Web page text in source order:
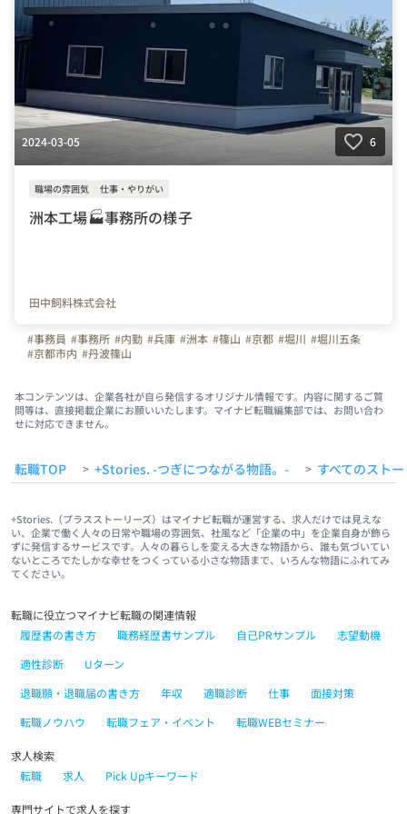
2024-03-05 6
職場の雰囲気 仕事・やりがい
洲本工場🏭事務所の様子
田中飼料株式会社
#事務員 #事務所 #内勤 #兵庫 #洲本 #篠山 #京都 #堀川 #堀川五条
#京都市内 #丹波篠山
本コンテンツは、企業各社が自ら発信するオリジナル情報です。内容に関するご質
問等は、直接掲載企業にお願いいたします。マイナビ転職編集部では、お問い合わ
せに対応できません。
転職TOP > +Stories. -つぎにつながる物語。- > すべてのスト
+Stories.（プラスストーリーズ）はマイナビ転職が運営する、求人だけでは見えな
い、企業で働く人々の日常や職場の雰囲気、社風など「企業の中」を企業自身が飾ら
ずに発信するサービスです。人々の暮らしを変える大きな物語から、誰も気づいてい
ないところでたしかな幸せをつくっている小さな物語まで、いろんな物語にふれてみ
てください。
転職に役立つマイナビ転職の関連情報
履歴書の書き方
職務経歴書サンプル 自己PRサンプル
志望動機
適性診断
Uターン
退職願・退職届の書き方
年収 適職診断 仕事
面接対策
転職ノウハウ
転職フェア・イベント 転職WEBセミナー
求人検索
転職
求人 Pick Upキーワード
専門サイトで求人を探す